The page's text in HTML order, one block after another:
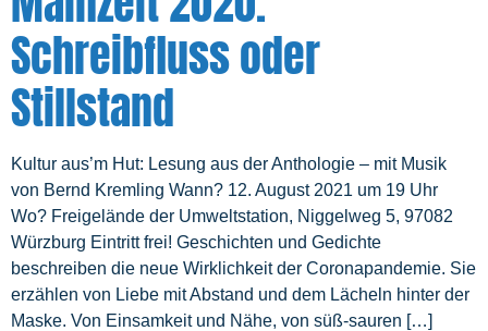
Schreibfluss oder
Stillstand
Kultur aus’m Hut: Lesung aus der Anthologie – mit Musik
von Bernd Kremling Wann? 12. August 2021 um 19 Uhr
Wo? Freigelände der Umweltstation, Niggelweg 5, 97082
Würzburg Eintritt frei! Geschichten und Gedichte
beschreiben die neue Wirklichkeit der Coronapandemie. Sie
erzählen von Liebe mit Abstand und dem Lächeln hinter der
Maske. Von Einsamkeit und Nähe, von süß-sauren […]